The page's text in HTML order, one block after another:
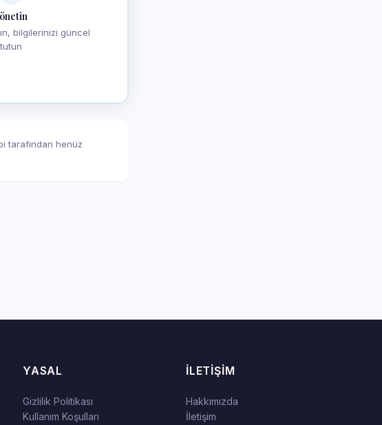
bilgilerinizi güncel
tutun
tarafından henüz
YASAL
Gizlilik Politikası
Kullanım Koşulları
İLETIŞIM
Hakkımızda
İletişim